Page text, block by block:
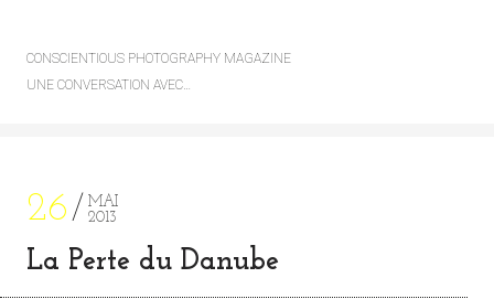
CONSCIENTIOUS PHOTOGRAPHY MAGAZINE
UNE CONVERSATION AVEC…
26
MAI
2013
La Perte du Danube